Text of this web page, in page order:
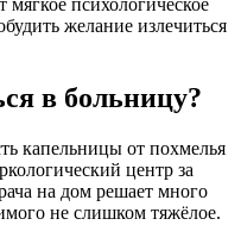
психологическое
желание излечиться
в больницу?
капельницы от похмелья
центр за
на дом решает много
не слишком тяжёлое.